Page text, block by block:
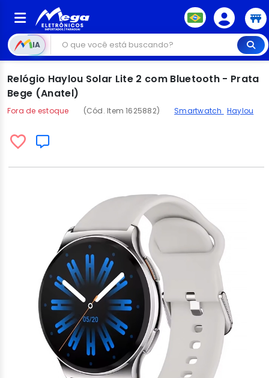
IA
Relógio Haylou Solar Lite 2 com Bluetooth - Prata
Bege (Anatel)
Fora de estoque (Cód. Item 1625882) Smartwatch Haylou